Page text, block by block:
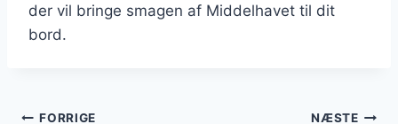
der vil bringe smagen af Middelhavet til dit
bord.
FORRIGE NÆSTE